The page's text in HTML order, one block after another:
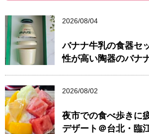
2026/08/04
バナナ牛乳の食器セ
性が高い陶器のバナ
2026/08/02
夜市での食べ歩きに
デザート＠台北・臨